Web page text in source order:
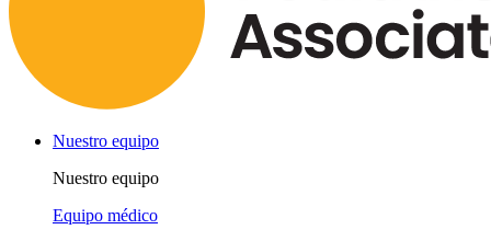
Nuestro equipo
Nuestro equipo
Equipo médico